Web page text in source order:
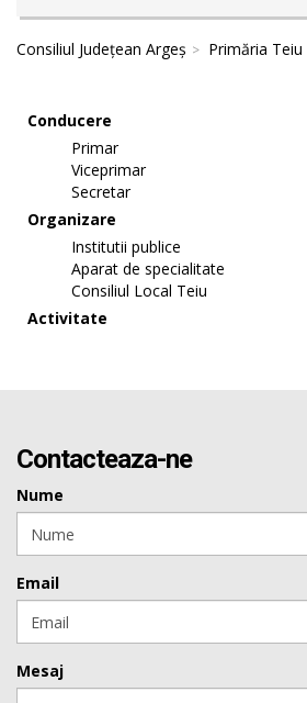
Consiliul Județean Argeș Primăria Teiu
Conducere
Primar
Viceprimar
Secretar
Organizare
Institutii publice
Aparat de specialitate
Consiliul Local Teiu
Activitate
Contacteaza-ne
Nume
Email
Mesaj